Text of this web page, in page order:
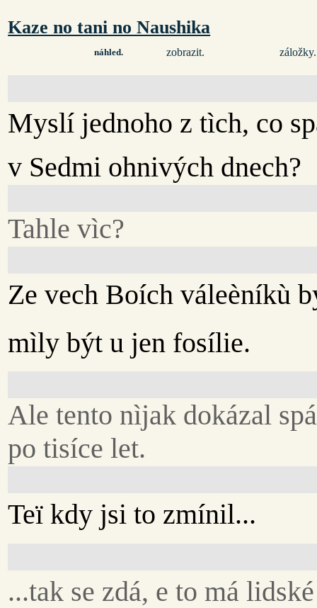
Kaze no tani no Naushika
náhled. zobrazit. záložky.
Myslí jednoho z tìch, co
v Sedmi ohnivých dnech?
Tahle vìc?
Ze vech Boích váleèníkù
mìly být u jen fosílie.
Ale tento nìjak dokázal
po tisíce let.
Teï kdy jsi to zmínil...
...tak se zdá, e to má